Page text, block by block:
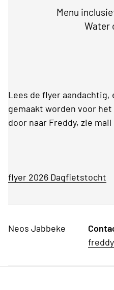
Menu
Water
Lees de flyer aandachtig,
gemaakt worden voor
door naar Freddy, zie
flyer 2026 Dagfietstocht
Neos Jabbeke